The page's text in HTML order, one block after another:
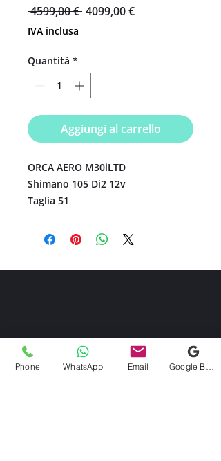
4599,00 € Prezzo
4099,00 €Prezzo
IVA inclusa
Quantità *
Aggiungi al carrello
ORCA AERO M30iLTD
Shimano 105 Di2 12v
Taglia 51
Phone WhatsApp Email